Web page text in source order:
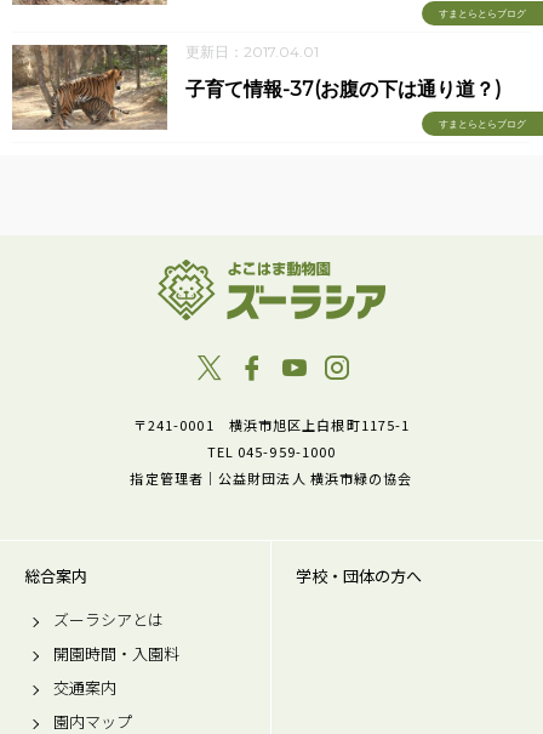
すまとらとらブログ
更新日：2017.04.01
すまとらとらブログ
子育て情報-37(お腹の下は通り道？)
〒241-0001 横浜市旭区上白根町1175-1
TEL 045-959-1000
指定管理者｜公益財団法人 横浜市緑の協会
総合案内
ズーラシアとは
開園時間・入園料
交通案内
園内マップ
学校・団体の方へ